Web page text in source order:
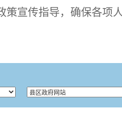
策宣传指导，确保各项